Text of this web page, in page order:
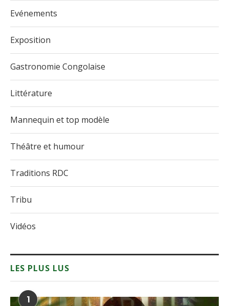
Evénements
Exposition
Gastronomie Congolaise
Littérature
Mannequin et top modèle
Théâtre et humour
Traditions RDC
Tribu
Vidéos
LES PLUS LUS
1